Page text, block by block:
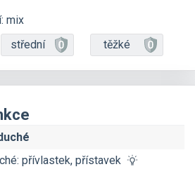
mix
střední
těžké
přívlastek, přístavek